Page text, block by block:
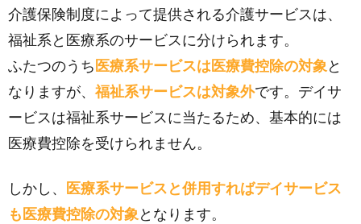
介護保険制度によって提供される介護サービスは、
福祉系と医療系のサービスに分けられます。
ふたつのうち 医療系サービスは医療費控除の対象と
なりますが、 福祉系サービスは対象外です。デイサ
ービスは福祉系サービスに当たるため、基本的には
医療費控除を受けられません。
しかし、
医療系サービスと併用すればデイサービス
も医療費控除の対象となります。